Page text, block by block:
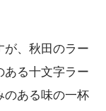
が、秋田のラー
ある十文字ラー
のある味の一杯